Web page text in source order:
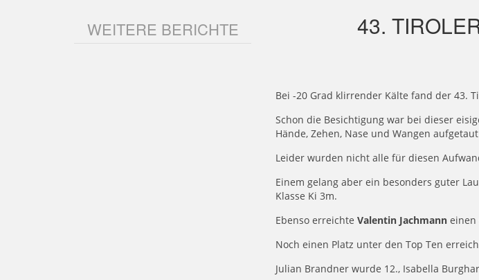
43.
Bei -20 Grad klirrender Kälte fand der 43.
Schon die Besichtigung war bei dieser
Hände, Zehen, Nase und Wangen
Leider wurden nicht alle für diesen
Einem gelang aber ein besonders guter
Klasse Ki 3m.
Ebenso erreichteValentin Jachmann einen
Noch einen Platz unter den Top Ten
Julian Brandner wurde 12., Isabella
WEITERE BERICHTE